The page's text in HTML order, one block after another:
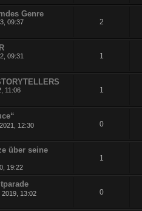
Genre
09:37 2
09:31 1
11:06 1
12:30 0
über seine
19:22
1
2019, 13:02 0